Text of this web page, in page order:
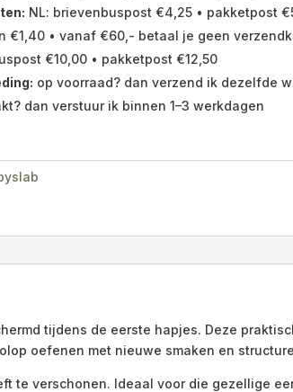
NL: brievenbuspost €4,25 • pakketpost
€1,40 • vanaf €60,- betaal je geen
€10,00 • pakketpost €12,50
op voorraad? dan verzend ik dezelfde
dan verstuur ik binnen 1–3 werkdagen
tijdens de eerste hapjes. Deze
oefenen met nieuwe smaken en
te verschonen. Ideaal voor die gezellige